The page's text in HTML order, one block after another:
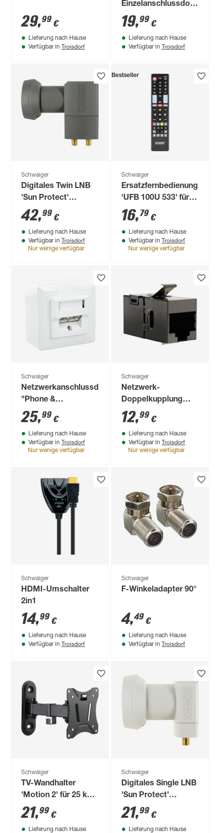
29,99 €
Lieferung nach Hause
Verfügbar in Troisdorf
Einzelanschlussdose
2,5 dB silbern
19,99 €
Lieferung nach Hause
Verfügbar in Troisdorf
Schwaiger
Digitales Twin LNB
'Sun Protect'
anthrazit
42,99 €
Lieferung nach Hause
Verfügbar in Troisdorf
Nur wenige verfügbar
Bestseller
Schwaiger
Ersatzfernbedienung
'UFB 100U 533' für
TV-Geräte von LG,
Samsung, Sony,
Panasonic, Philips
16,79 €
Lieferung nach Hause
Verfügbar in Troisdorf
Nur wenige verfügbar
Schwaiger
Netzwerkanschlussdose
"Phone &
Computer"
Professional
25,99 €
Lieferung nach Hause
Verfügbar in Troisdorf
Nur wenige verfügbar
Schwaiger
Netzwerk-
Doppelkupplung
Cat-6
12,99 €
Lieferung nach Hause
Verfügbar in Troisdorf
Nur wenige verfügbar
Schwaiger
HDMI-Umschalter
2in1
14,99 €
Lieferung nach Hause
Verfügbar in Troisdorf
Schwaiger
F-Winkeladapter 90°
4,49 €
Lieferung nach Hause
Verfügbar in Troisdorf
Schwaiger
TV-Wandhalter
'Motion 2' für 25 kg
Gewicht neigbar
schwenkbar
21,99 €
Lieferung nach Hause
Schwaiger
Digitales Single LNB
'Sun Protect'
hellgrau
21,99 €
Lieferung nach Hause